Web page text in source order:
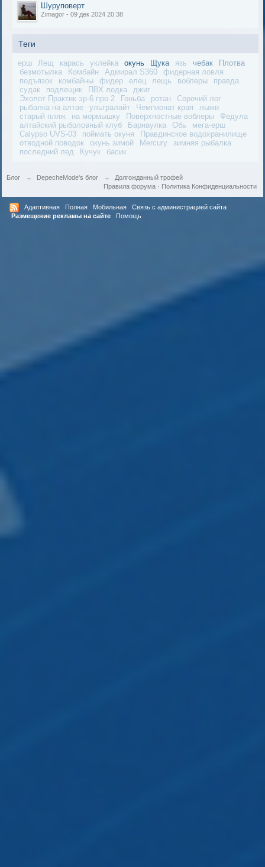
Шуруповерт
Zimagor - 09 дек 2024 20:38
Теги
ерш Лещ карась уклейка окунь Щука язь чебак
Плотва
безмотылка
Комбайн Адмирал S360
фидерная ловля
подъязок
комбайны фидер елец лещь воблеры
правда
судак
подлещик ПВХ лодка
джиг
Эхолот Практик эр-6 про 2
Гоньба ротан
Сорочий лог
рыбалка на алтае
ультралайт Чемпионат края
лыжи
старый пляж
на мормышку Поверхностные воблеры
Федула
алтайский рыболовный клуб
Барнаулка Обь
мега-ерш
Calypso UVS-03
поймать окуня
Правдинское водохранилище
отводной поводок
окунь зимой Mercury
зимняя рыбалка
последний лед
Кучук басик
Блог → DepecheMode's блог →
Долгожданный трофей
Политика Конфиденциальности
Правила форума·
Адаптивная Полная Мобильная
Связь с администрацией сайта
Размещение рекламы на сайте
Помощь